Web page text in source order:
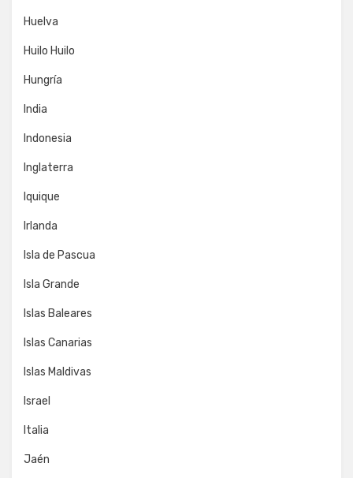
Huelva
Huilo Huilo
Hungría
India
Indonesia
Inglaterra
Iquique
Irlanda
Isla de Pascua
Isla Grande
Islas Baleares
Islas Canarias
Islas Maldivas
Israel
Italia
Jaén